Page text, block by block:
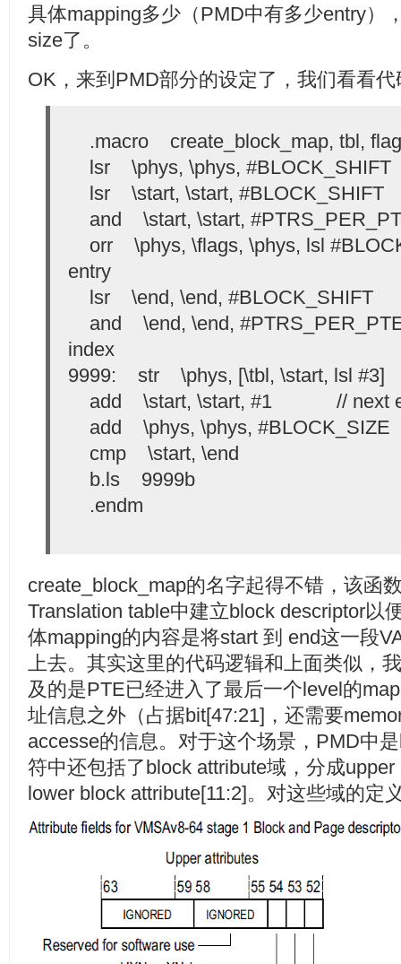
具体mapping多少（PMD中有多少entry）
size了。
OK，来到PMD部分的设定了，我们看看代
.macro create_block_map, tbl,
lsr \phys, \phys, #BLOCK_SHIFT
lsr \start, \start, #BLOCK_SHIFT
and \start, \start,
orr \phys, \flags, \phys, lsl
entry
lsr \end, \end, #BLOCK_SHIFT
and \end, \end,
index
9999: str \phys, [\tbl, \start, lsl
add \start, \start, #1 // next
add \phys, \phys,
cmp \start, \end
b.ls 9999b
.endm
create_block_map的名字起得不错，该函
Translation table中建立block descriptor以
体mapping的内容是将start 到 end这一段
上去。其实这里的代码逻辑和上面类似，
及的是PTE已经进入了最后一个level的
址信息之外（占据bit[47:21]，还需要
accesse的信息。对于这个场景，PMD中
符中还包括了block attribute域，分成
lower block attribute[11:2]。对这些域的定